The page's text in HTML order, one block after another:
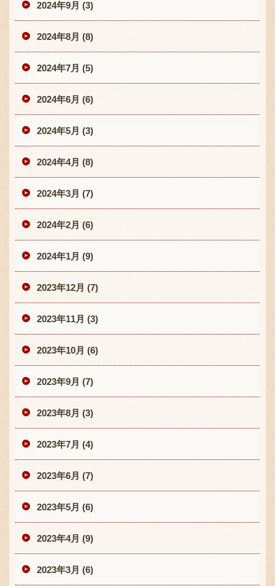
2024年9月 (3)
2024年8月 (8)
2024年7月 (5)
2024年6月 (6)
2024年5月 (3)
2024年4月 (8)
2024年3月 (7)
2024年2月 (6)
2024年1月 (9)
2023年12月 (7)
2023年11月 (3)
2023年10月 (6)
2023年9月 (7)
2023年8月 (3)
2023年7月 (4)
2023年6月 (7)
2023年5月 (6)
2023年4月 (9)
2023年3月 (6)